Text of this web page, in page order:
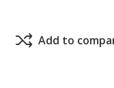
Add to